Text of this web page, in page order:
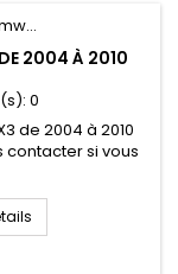
2004 À 2010
0
de 2004 à 2010
contacter si vous